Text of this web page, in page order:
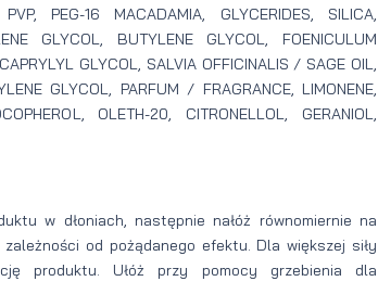
PVP, PEG-16 MACADAMIA, GLYCERIDES, SILICA,
GLYCOL, BUTYLENE GLYCOL, FOENICULUM
GLYCOL, SALVIA OFFICINALIS / SAGE OIL,
GLYCOL, PARFUM / FRAGRANCE, LIMONENE,
OLETH-20, CITRONELLOL, GERANIOL,
w dłoniach, następnie nałóż równomiernie na
od pożądanego efektu. Dla większej siły
produktu. Ułóż przy pomocy grzebienia dla